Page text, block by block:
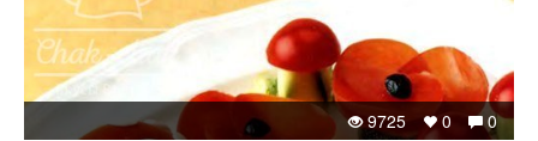
0
0
9725